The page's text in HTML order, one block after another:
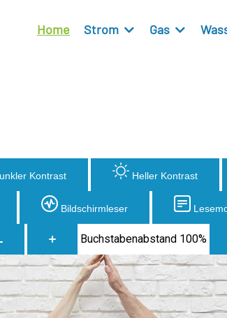
Kontrast Heller Kontrast
Bildschirmleser
Buchstabenabstand 100%
Home Strom Gas